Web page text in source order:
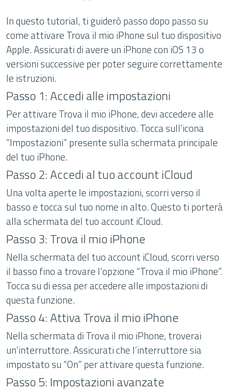
In questo tutorial, ti guiderò passo dopo passo su
come attivare Trova il mio iPhone sul tuo dispositivo
Apple. Assicurati di avere un iPhone con iOS 13 o
versioni successive per poter seguire correttamente
le istruzioni.
Passo 1: Accedi alle impostazioni
Per attivare Trova il mio iPhone, devi accedere alle
impostazioni del tuo dispositivo. Tocca sull’icona
“Impostazioni” presente sulla schermata principale
del tuo iPhone.
Passo 2: Accedi al tuo account iCloud
Una volta aperte le impostazioni, scorri verso il
basso e tocca sul tuo nome in alto. Questo ti porterà
alla schermata del tuo account iCloud.
Passo 3: Trova il mio iPhone
Nella schermata del tuo account iCloud, scorri verso
il basso fino a trovare l’opzione “Trova il mio iPhone”.
Tocca su di essa per accedere alle impostazioni di
questa funzione.
Passo 4: Attiva Trova il mio iPhone
Nella schermata di Trova il mio iPhone, troverai
un’interruttore. Assicurati che l’interruttore sia
impostato su “On” per attivare questa funzione.
Passo 5: Impostazioni avanzate